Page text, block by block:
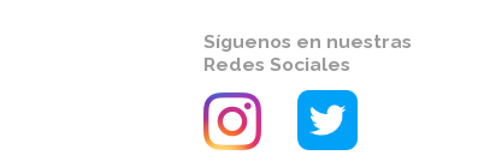
Síguenos en nuestras
Redes Sociales